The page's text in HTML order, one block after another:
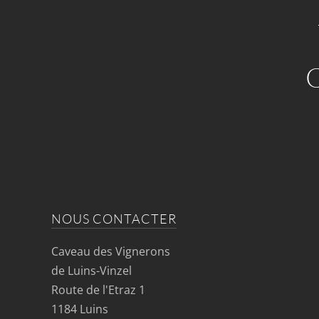
NOUS CONTACTER
Caveau des Vignerons
de Luins-Vinzel
Route de l'Etraz 1
1184 Luins